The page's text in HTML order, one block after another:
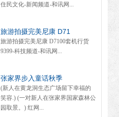
住民文化-新闻频道-和讯网...
旅游拍摄完美尼康 D71
旅游拍摄完美尼康 D7100套机行货
9399-科技频道-和讯网...
张家界步入童话秋季
(新人在黄龙洞生态广场留下幸福的
笑容.) (一对新人在张家界国家森林公
园取景。) 红网...